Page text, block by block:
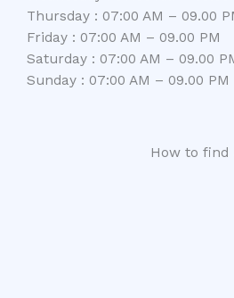
Thursday : 07:00 AM – 09.00
Friday : 07:00 AM – 09.00 PM
Saturday : 07:00 AM – 09.00
Sunday : 07:00 AM – 09.00 PM
How to find